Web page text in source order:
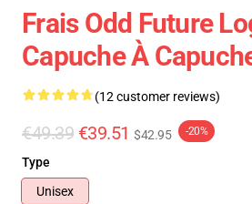
Frais Odd Future
Capuche À
(12 customer reviews)
€49.39 €39.51 $42.95 -20%
Type
Unisex